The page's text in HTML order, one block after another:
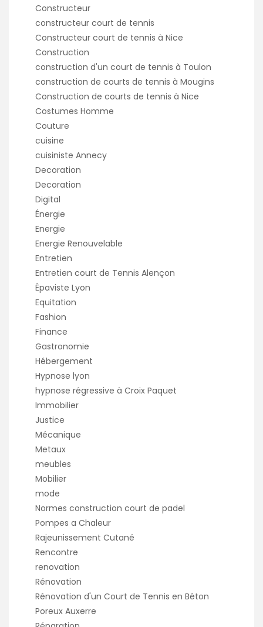
Constructeur
constructeur court de tennis
Constructeur court de tennis à Nice
Construction
construction d'un court de tennis à Toulon
construction de courts de tennis à Mougins
Construction de courts de tennis à Nice
Costumes Homme
Couture
cuisine
cuisiniste Annecy
Decoration
Decoration
Digital
Énergie
Energie
Energie Renouvelable
Entretien
Entretien court de Tennis Alençon
Épaviste Lyon
Equitation
Fashion
Finance
Gastronomie
Hébergement
Hypnose lyon
hypnose régressive à Croix Paquet
Immobilier
Justice
Mécanique
Metaux
meubles
Mobilier
mode
Normes construction court de padel
Pompes a Chaleur
Rajeunissement Cutané
Rencontre
renovation
Rénovation
Rénovation d'un Court de Tennis en Béton
Poreux Auxerre